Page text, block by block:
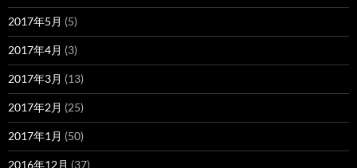
2017年5月 (5)
2017年4月 (3)
2017年3月 (13)
2017年2月 (25)
2017年1月 (50)
2016年12月 (37)